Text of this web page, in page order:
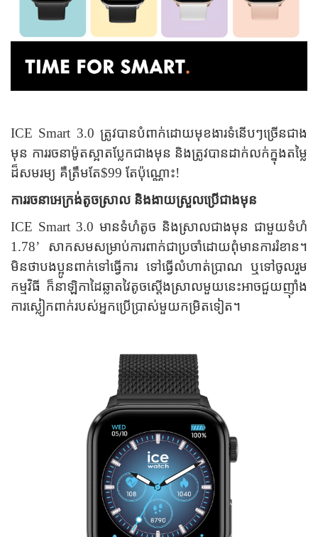
ICE Smart 3.0 ត្រូវបានបំពាក់ដោយមុខងារទំនើបៗច្រើនជាង
មុន ការរចនាម៉ូតស្អាត​ប្លែកជាងមុន និងត្រូវបានដាក់លក់ក្នុងតម្លៃ
ដ៏សមរម្យ គឺត្រឹមតែ$99 តែប៉ុណ្ណោះ!
ការរចនាអេក្រង់តូចស្រាល និងងាយស្រួលប្រើជាងមុន
ICE Smart 3.0 មានទំហំតូច និងស្រាលជាងមុន ជាមួយទំហំ
1.78’ សាកសមសម្រាប់ការពាក់ជាប្រចាំដោយពុំមានការរំខាន។
មិនថាបងប្អូនពាក់ទៅធ្វើការ ទៅធ្វើលំហាត់ប្រាណ ឬទៅចូលរួម
កម្មវិធី ក៏នាឡិកាដៃឆ្លាតវៃតូចស្តើងស្រាលមួយនេះអាចជួយញ៉ាំង
ការស្លៀកពាក់របស់អ្នកប្រើប្រាស់មួយកម្រិតទៀត។